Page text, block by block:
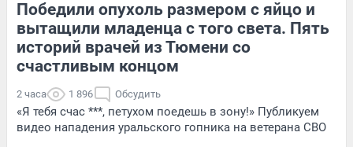
Победили опухоль размером с яйцо и
вытащили младенца с того света. Пять
историй врачей из Тюмени со
счастливым концом
2 часа 1 896 Обсудить
«Я тебя счас ***, петухом поедешь в зону!» Публикуем
видео нападения уральского гопника на ветерана СВО